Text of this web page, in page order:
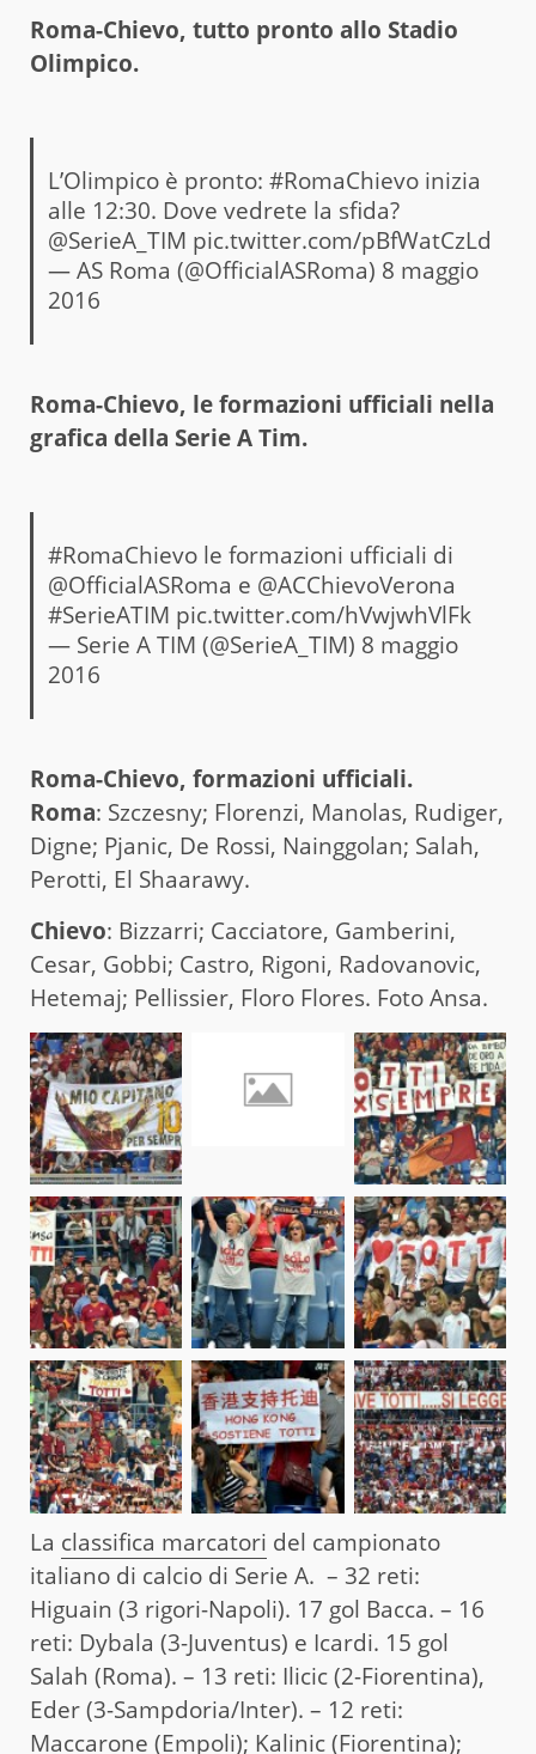
Roma-Chievo, tutto pronto allo Stadio
Olimpico.
L’Olimpico è pronto: #RomaChievoinizia
alle 12:30. Dove vedrete la sfida?
@SerieA_TIM pic.twitter.com/pBfWatCzLd
— AS Roma (@OfficialASRoma) 8 maggio
2016
Roma-Chievo, le formazioni ufficiali nella
grafica della Serie A Tim.
#RomaChievole formazioni ufficiali di
@OfficialASRoma e @ACChievoVerona
#SerieATIM pic.twitter.com/hVwjwhVlFk
— Serie A TIM (@SerieA_TIM) 8 maggio
2016
Roma-Chievo, formazioni ufficiali.
Roma: Szczesny; Florenzi, Manolas, Rudiger,
Digne; Pjanic, De Rossi, Nainggolan; Salah,
Perotti, El Shaarawy.
Chievo: Bizzarri; Cacciatore, Gamberini,
Cesar, Gobbi; Castro, Rigoni, Radovanovic,
Hetemaj; Pellissier, Floro Flores. Foto Ansa.
La classifica marcatori del campionato
italiano di calcio di Serie A. – 32 reti:
Higuain (3 rigori-Napoli). 17 gol Bacca. – 16
reti: Dybala (3-Juventus) e Icardi. 15 gol
Salah (Roma). – 13 reti: Ilicic (2-Fiorentina),
Eder (3-Sampdoria/Inter). – 12 reti:
Maccarone (Empoli); Kalinic (Fiorentina);